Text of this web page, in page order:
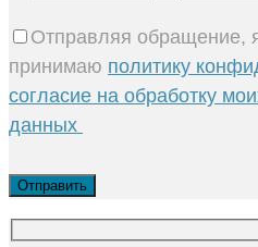
Отправляя обращение,
принимаю политику
согласие на обработку
данных